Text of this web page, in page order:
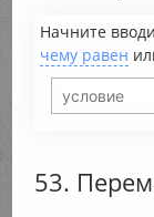
Начните
чему равен
53.